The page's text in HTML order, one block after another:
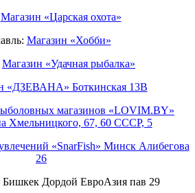
Магазин «Царская охота»
Магазин «Хобби»
Магазин «Удачная рыбалка»
«ДЗЕВАНА» Боткинская 13В
магазинов «LOVIM.BY»
Хмельницкого, 67, 60 СССР, 5
«SnarFish» Минск Алибегова
26
Дордой ЕвроАзия пав 29